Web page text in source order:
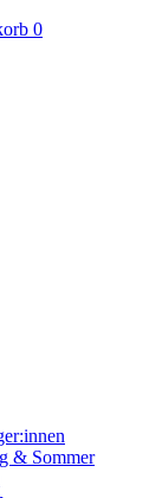
0
& Sommer